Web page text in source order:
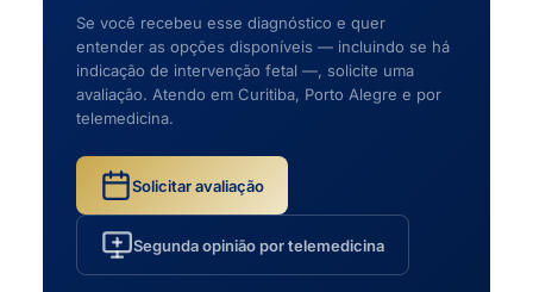
Se você recebeu esse diagnóstico e quer
entender as opções disponíveis — incluindo se há
indicação de intervenção fetal —, solicite uma
avaliação. Atendo em Curitiba, Porto Alegre e por
telemedicina.
Solicitar avaliação
Segunda opinião por telemedicina